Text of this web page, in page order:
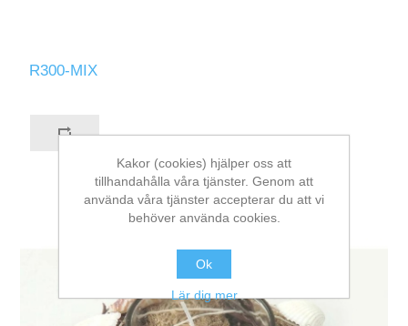
R300-MIX
Kakor (cookies) hjälper oss att
tillhandahålla våra tjänster. Genom att
använda våra tjänster accepterar du att vi
behöver använda cookies.
Ok
Lär dig mer